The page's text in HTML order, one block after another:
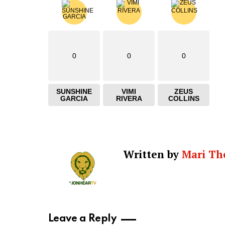
0
SUNSHINE
GARCIA
0
VIMI
RIVERA
0
ZEUS
COLLINS
Written by Mari
Leave a Reply